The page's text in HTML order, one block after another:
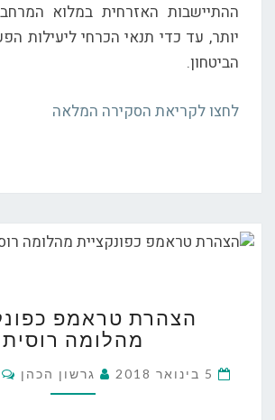
ההתיישבות האזרחית במלוא
יותר, עד כדי תנאי הכרחי ליעילות
הביטחון.
לחצו לקריאת הסקירה המלאה
טראמפ
כפונקציית
רוסית
הצהרת טראמפ
מהלומה רוסית
5 בינואר 2018 גרשון הכהן